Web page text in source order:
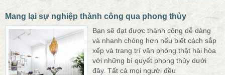
Mang lại sự nghiệp thành công qua phong thủy
Bạn sẽ đạt được thành công dễ dàng
và nhanh chóng hơn nếu biết cách sắp
xếp và trang trí văn phòng thật hài hòa
với những bí quyết phong thủy dưới
đây. Tất cả mọi người đều